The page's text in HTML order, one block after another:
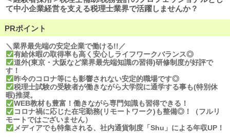
て中小企業経営を支える税理士業界で活躍しませんか？
PRポイント
＼業界最先端の安定企業で働ける!! ／
有給休暇の取得率も高く安心しライフワークバランス◎
道外(東京・大阪など業界最先端知識の習得)研修制度が好評で
す！
昨今のコロナ等にも影響されない安定的職場です◎
税理士試験の受験者が働きながら大学院に通学する事も(特別休
暇)推奨。
WEB教材も豊富！働きながら専門知識も習得できる！
コロナ禍に応じた在宅勤務(リモートワーク) も整備◎！（フルリ
モートではございません）
メディアでも特集される、社内通貨制度「 Shu 」による年収UP！